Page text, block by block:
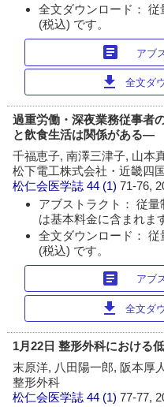
全文ダウンロード：
(税込) です。
article アブ
download 全文ダ
過重労働・深夜業務従事者
と飲食生活は関係がある―
千福恵子, 南澤三津子, 山本
松下電工株式会社・近畿四
松仁会医学誌 44 (1)71-76,
アブストラクト： 従量
は基本料金に含まれま
全文ダウンロード：
(税込) です。
article アブ
download 全文ダ
1月22日 整形外科における
末原洋, 八田陽一郎, 阪本厚人
整形外科
松仁会医学誌 44 (1)77-77,